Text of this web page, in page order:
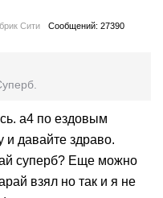
Сити Сообщений: 27390
а4 по ездовым
давайте здраво.
суперб? Еще можно
взял но так и я не